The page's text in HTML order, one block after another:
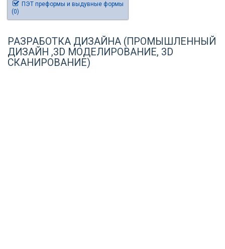
ПЭТ преформы и выдувные формы
(0)
РАЗРАБОТКА ДИЗАЙНА (ПРОМЫШЛЕННЫЙ
ДИЗАЙН ,3D МОДЕЛИРОВАНИЕ, 3D
СКАНИРОВАНИЕ)